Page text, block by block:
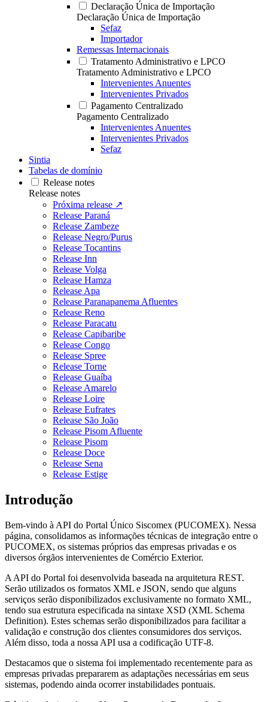
Declaração Única de Importação
Declaração Única de Importação
Sefaz
Importador
Remessas Internacionais
Tratamento Administrativo e LPCO
Tratamento Administrativo e LPCO
Intervenientes Anuentes
Intervenientes Privados
Pagamento Centralizado
Pagamento Centralizado
Intervenientes Anuentes
Intervenientes Privados
Sefaz
Sintia
Tabelas de domínio
Release notes
Release notes
Próxima release ↗
Release Paraná
Release Zambeze
Release Negro/Purus
Release Tocantins
Release Inn
Release Volga
Release Hamza
Release Apa
Release Paranapanema Afluentes
Release Reno
Release Paracatu
Release Capibaribe
Release Congo
Release Spree
Release Torne
Release Guaíba
Release Amarelo
Release Loire
Release Eufrates
Release São João
Release Pisom Afluente
Release Pisom
Release Doce
Release Sena
Release Estige
Introdução
Bem-vindo à API do Portal Único Siscomex (PUCOMEX). Nessa
página, consolidamos as informações técnicas de integração entre o
PUCOMEX, os sistemas próprios das empresas privadas e os
diversos órgãos intervenientes de Comércio Exterior.
A API do Portal foi desenvolvida baseada na arquitetura REST.
Serão utilizados os formatos XML e JSON, sendo que alguns
serviços serão disponibilizados exclusivamente no formato XML,
tendo sua estrutura especificada na sintaxe XSD (XML Schema
Definition). Estes schemas serão disponibilizados para facilitar a
validação e construção dos clientes consumidores dos serviços.
Além disso, toda a nossa API usa a codificação UTF-8.
Destacamos que o sistema foi implementado recentemente para as
empresas privadas prepararem as adaptações necessárias em seus
sistemas, podendo ainda ocorrer instabilidades pontuais.